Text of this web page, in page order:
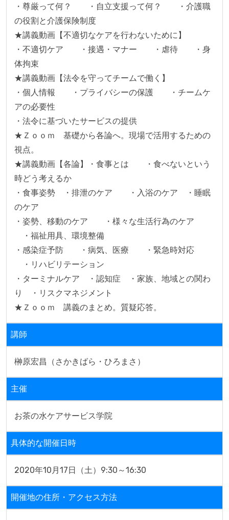
・尊厳って何？　　・自立支援って何？　　・介護職
の役割と介護保険制度
★講義動画【不適切なケアを行わないために】
・不適切ケア　　・接遇・マナー　　・虐待　　・身
体拘束
★講義動画【法令を守ってチームで働く】
・個人情報　　・プライバシーの保護　　・チームケ
アの必要性
・法令に基づいたサービスの提供
★Ｚｏｏｍ　基礎から各論へ。現場で活用するための
視点。
★講義動画【各論】・食事とは　　・食べないという
時どう考えるか
・食事姿勢　・排泄のケア　　・入浴のケア　・睡眠
のケア
・姿勢、移動のケア　　・様々な生活行為のケア
・福祉用具、環境整備
・感染症予防　　・病気、医療　　・緊急時対応
・リハビリテーション
・ターミナルケア　・認知症　・家族、地域との関わ
り　・リスクマネジメント
★Ｚｏｏｍ　講義のまとめ。質疑応答。
講師
榊原宏昌（さかきばら・ひろまさ）
主催
お茶の水ケアサービス学院
具体的な開催日時
2020年10月17日（土）9:30～16:30
開催地の住所・アクセス方法